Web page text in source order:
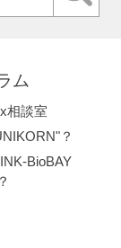
ム
相談室
？
BioBAY